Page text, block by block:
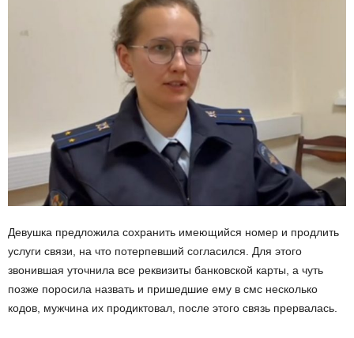
Девушка предложила сохранить имеющийся номер и продлить
услуги связи, на что потерпевший согласился. Для этого
звонившая уточнила все реквизиты банковской карты, а чуть
позже поросила назвать и пришедшие ему в смс несколько
кодов, мужчина их продиктовал, после этого связь прервалась.